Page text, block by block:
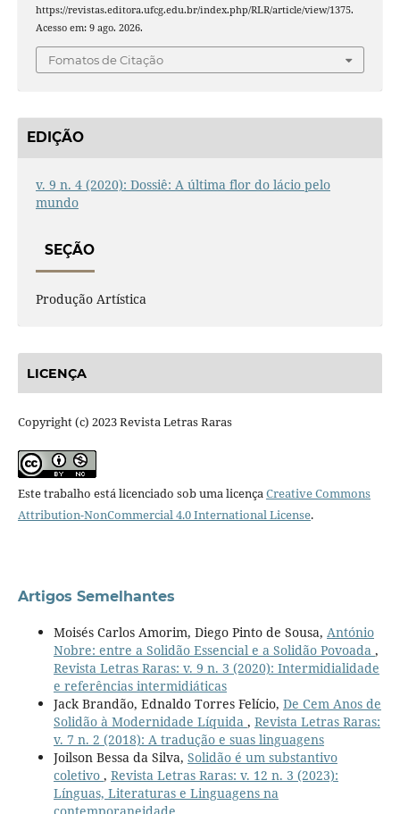
https://revistas.editora.ufcg.edu.br/index.php/RLR/article/view/1375.
Acesso em: 9 ago. 2026.
Fomatos de Citação
EDIÇÃO
v. 9 n. 4 (2020): Dossiê: A última flor do lácio pelo
mundo
SEÇÃO
Produção Artística
LICENÇA
Copyright (c) 2023 Revista Letras Raras
Este trabalho está licenciado sob uma licençaCreative Commons
Attribution-NonCommercial 4.0 International License.
Artigos Semelhantes
Moisés Carlos Amorim, Diego Pinto de Sousa, António
Nobre: entre a Solidão Essencial e a Solidão Povoada ,
Revista Letras Raras: v. 9 n. 3 (2020): Intermidialidade
e referências intermidiáticas
Jack Brandão, Ednaldo Torres Felício, De Cem Anos de
Solidão à Modernidade Líquida , Revista Letras Raras:
v. 7 n. 2 (2018): A tradução e suas linguagens
Joilson Bessa da Silva, Solidão é um substantivo
coletivo , Revista Letras Raras: v. 12 n. 3 (2023):
Línguas, Literaturas e Linguagens na